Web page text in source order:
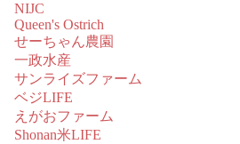
NIJC
Queen's Ostrich
せーちゃん農園
一政水産
サンライズファーム
ベジLIFE
えがおファーム
Shonan米LIFE